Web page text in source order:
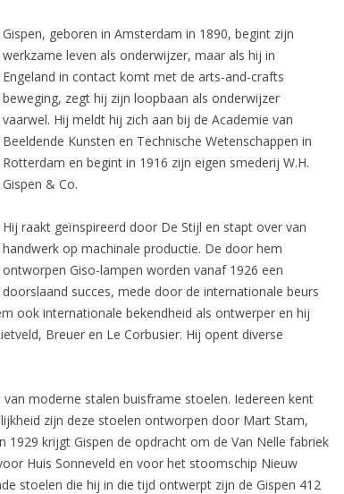
Gispen, geboren in Amsterdam in 1890, begint zijn
werkzame leven als onderwijzer, maar als hij in
Engeland in contact komt met de arts-and-crafts
beweging, zegt hij zijn loopbaan als onderwijzer
vaarwel. Hij meldt hij zich aan bij de Academie van
Beeldende Kunsten en Technische Wetenschappen in
Rotterdam en begint in 1916 zijn eigen smederij W.H.
Gispen & Co.
Hij raakt geïnspireerd door De Stijl en stapt over van
handwerk op machinale productie. De door hem
ontworpen Giso-lampen worden vanaf 1926 een
doorslaand succes, mede door de internationale beurs
ook internationale bekendheid als ontwerper en hij
Breuer en Le Corbusier. Hij opent diverse
moderne stalen buisframe stoelen. Iedereen kent
zijn deze stoelen ontworpen door Mart Stam,
krijgt Gispen de opdracht om de Van Nelle fabriek
Huis Sonneveld en voor het stoomschip Nieuw
stoelen die hij in die tijd ontwerpt zijn de Gispen 412